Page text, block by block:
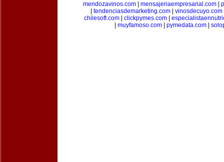
mendozavinos.com
mensajeriaempresarial.com
tendenciasdemarketing.com| vinosdecuyo.com
chilesoft.com
clickpymes.com
muyfamoso.com pymedata.com